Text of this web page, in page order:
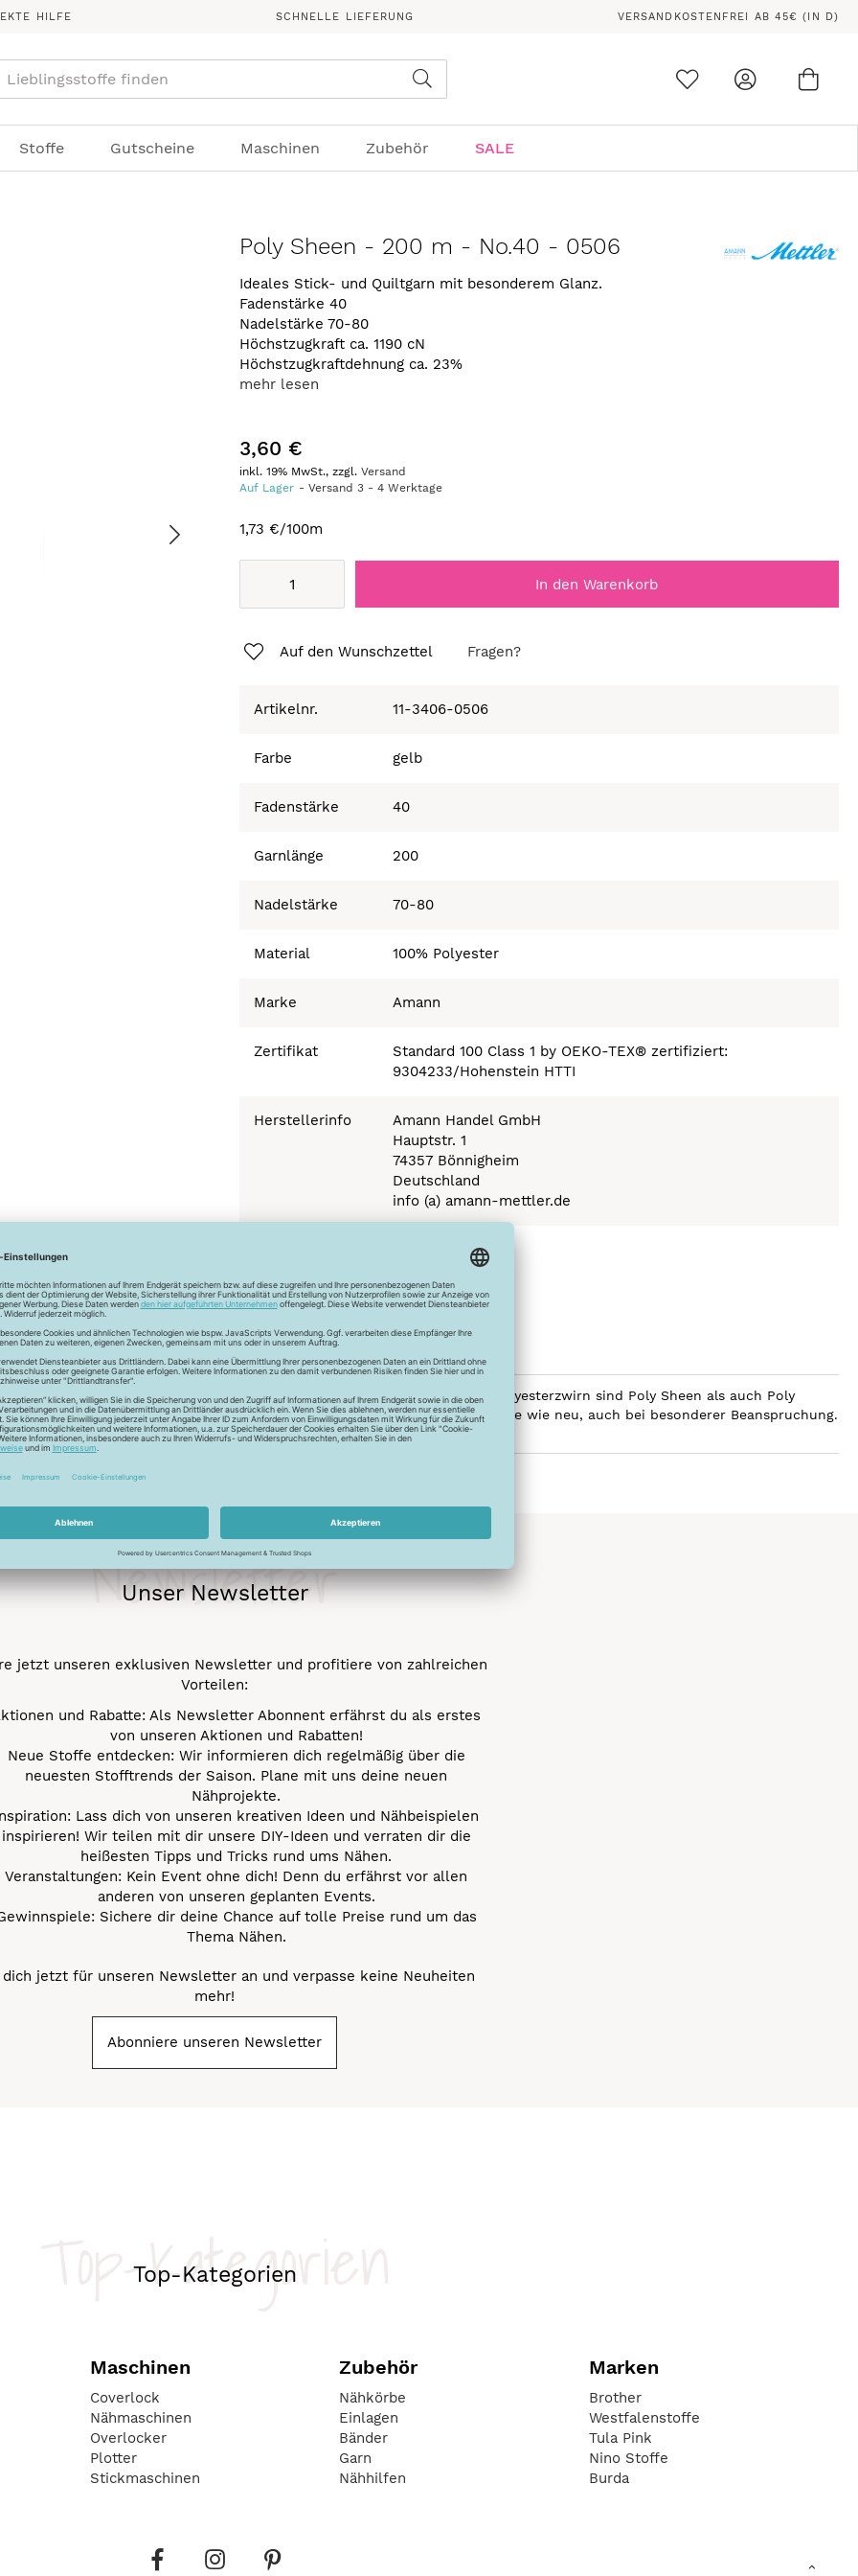
HILFE SCHNELLE LIEFERUNG VERSANDKOSTENFREI AB 45€ (IN D)
Stoffe Gutscheine Maschinen Zubehör SALE
Poly Sheen - 200 m - No.40 - 0506
Ideales Stick- und Quiltgarn mit besonderem Glanz.
Fadenstärke 40
Nadelstärke 70-80
Höchstzugkraft ca. 1190 cN
Höchstzugkraftdehnung ca. 23%
mehr lesen
3,60 €
inkl. 19% MwSt., zzgl.Versand
Auf Lager
Versand3 -4 Werktage
1,73 €/100m
In den Warenkorb
Auf den Wunschzettel Fragen?
Artikelnr. 11-3406-0506
Farbe gelb
Fadenstärke 40
Garnlänge 200
Nadelstärke 70-80
Material 100% Polyester
Marke Amann
Zertifikat
Standard 100 Class 1 by OEKO-TEX® zertifiziert:
9304233/Hohenstein HTTI
Herstellerinfo
Amann Handel GmbH
Hauptstr. 1
74357 Bönnigheim
Deutschland
info (a) amann-mettler.de
Lichtreflektion und glänzen deshalb besonders. Durch den trilobalen Polyesterzwirn sind Poly Sheen als auch Poly
und Vernähbarkeit. Darüber hinaus bleibt der tolle Glanz über Jahre wie neu, auch bei besonderer Beanspruchung.
Unser Newsletter
Newsletter
jetzt unseren exklusiven Newsletter und profitiere von zahlreichen
Vorteilen:
und Rabatte: Als Newsletter Abonnent erfährst du als erstes
von unseren Aktionen und Rabatten!
Neue Stoffe entdecken: Wir informieren dich regelmäßig über die
neuesten Stofftrends der Saison. Plane mit uns deine neuen
Nähprojekte.
Lass dich von unseren kreativen Ideen und Nähbeispielen
inspirieren! Wir teilen mit dir unsere DIY-Ideen und verraten dir die
heißesten Tipps und Tricks rund ums Nähen.
Veranstaltungen: Kein Event ohne dich! Denn du erfährst vor allen
anderen von unseren geplanten Events.
Sichere dir deine Chance auf tolle Preise rund um das
Thema Nähen.
dich jetzt für unseren Newsletter an und verpasse keine Neuheiten
mehr!
Abonniere unseren Newsletter
Top-Kategorien
Top-Kategorien
Maschinen
Coverlock
Nähmaschinen
Overlocker
Plotter
Stickmaschinen
Zubehör
Nähkörbe
Einlagen
Bänder
Garn
Nähhilfen
Marken
Brother
Westfalenstoffe
Tula Pink
Nino Stoffe
Burda